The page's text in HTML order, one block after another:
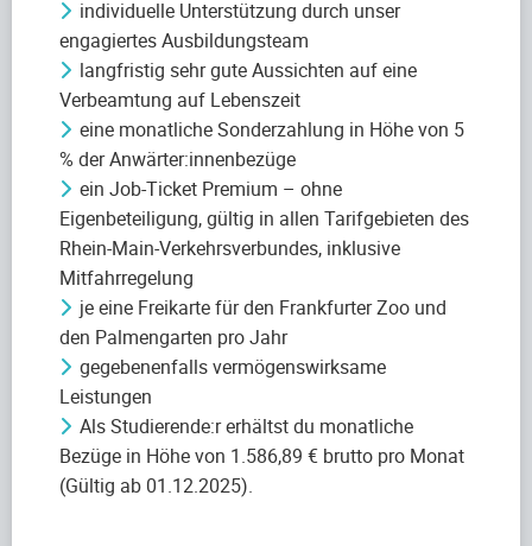
individuelle Unterstützung durch unser
engagiertes Ausbildungsteam
langfristig sehr gute Aussichten auf eine
Verbeamtung auf Lebenszeit
eine monatliche Sonderzahlung in Höhe von 5
% der Anwärter:innenbezüge
ein Job-Ticket Premium – ohne
Eigenbeteiligung, gültig in allen Tarifgebieten des
Rhein-Main-Verkehrsverbundes, inklusive
Mitfahrregelung
je eine Freikarte für den Frankfurter Zoo und
den Palmengarten pro Jahr
gegebenenfalls vermögenswirksame
Leistungen
Als Studierende:r erhältst du monatliche
Bezüge in Höhe von 1.586,89 € brutto pro Monat
(Gültig ab 01.12.2025).